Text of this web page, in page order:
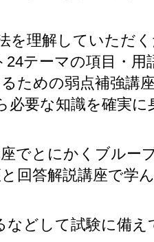
を理解していただ
テーマの項目・用
ための弱点補強講
要な知識を確実
でとにかくブルー
回答解説講座で学
どして試験に備え